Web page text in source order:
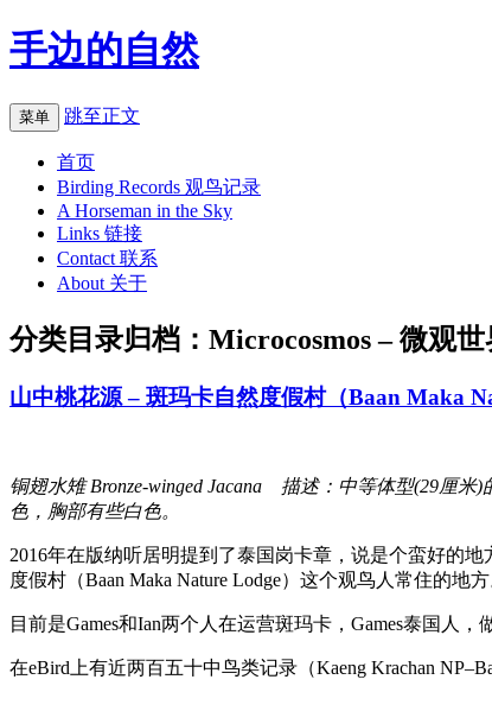
手边的自然
菜单 跳至正文
首页
Birding Records 观鸟记录
A Horseman in the Sky
Links 链接
Contact 联系
About 关于
分类目录归档： Microcosmos – 微观世
山中桃花源 – 斑玛卡自然度假村（Baan Maka
铜翅水雉 Bronze-winged Jacana 描述：中等体型(29厘
色，胸部有些白色。
2016年在版纳听居明提到了泰国岗卡章，说是个蛮好的
度假村（Baan Maka Nature Lodge）这个观鸟人常住的地方
目前是Games和Ian两个人在运营斑玛卡，Games泰国人
在eBird上有近两百五十中鸟类记录（Kaeng Krachan